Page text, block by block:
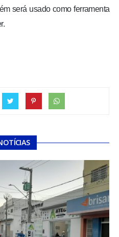
será usado como ferramenta